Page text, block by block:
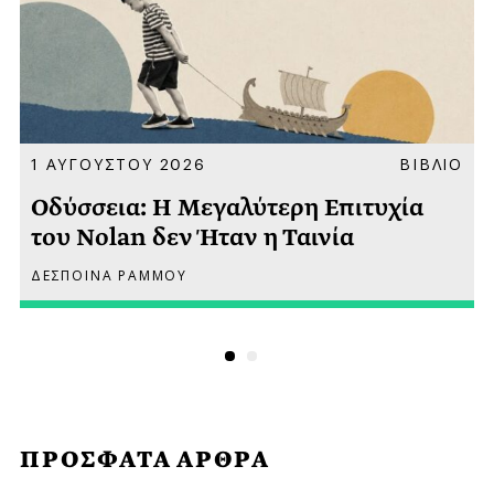
ΠΡΟΣΦΑΤΑ ΑΡΘΡΑ
1 ΑΥΓΟΥΣΤΟΥ 2026 ΒΙΒΛΙΟ
Οδύσσεια: Η Μεγαλύτερη Επιτυχία
του Nolan δεν Ήταν η Ταινία
ΔΕΣΠΟΙΝΑ ΡΑΜΜΟΥ